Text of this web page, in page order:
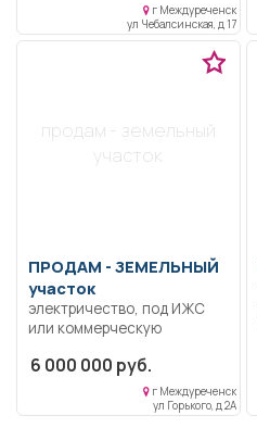
г Междуреченск
ул Чебалсинская, д 17
продам - земельный
участок
ПРОДАМ - ЗЕМЕЛЬНЫЙ
участок
электричество, под ИЖС
или коммерческую
камеры, интернет,
постройка с баней.
6 000 000 руб.
г Междуреченск
ул Горького, д 2А